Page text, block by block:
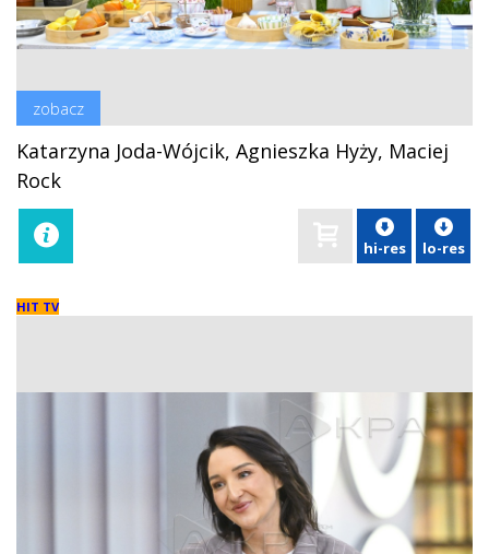
zobacz
Katarzyna Joda-Wójcik, Agnieszka Hyży, Maciej
Rock
hi-res lo-res
HIT TV